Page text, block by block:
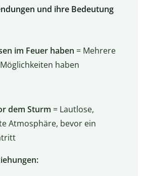
und ihre Bedeutung
im Feuer haben = Mehrere
haben
dem Sturm = Lautlose,
Atmosphäre, bevor ein